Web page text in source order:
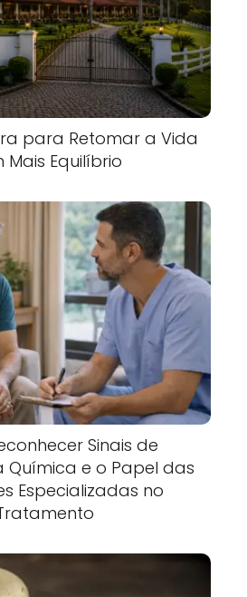
para Retomar a Vida
Mais Equilíbrio
Sinais de
Química e o Papel das
Especializadas no